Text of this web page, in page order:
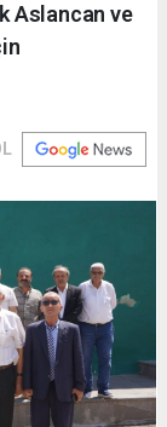
Aslancan ve